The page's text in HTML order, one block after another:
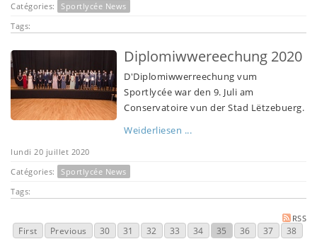
Catégories:
Sportlycée News
Tags:
Diplomiwwereechung 2020
D'Diplomiwwerreechung vum
Sportlycée war den 9. Juli am
Conservatoire vun der Stad Lëtzebuerg.
Weiderliesen ...
lundi 20 juillet 2020
Catégories:
Sportlycée News
Tags:
RSS
First Previous 30 31 32 33 34 35 36 37
38